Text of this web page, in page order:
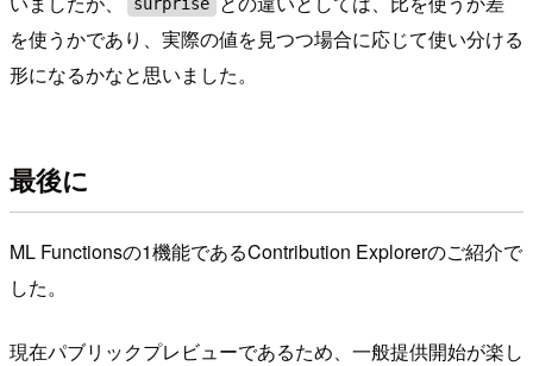
を使うかであり、実際の値を見つつ場合に応じて使い分ける
形になるかなと思いました。
最後に
ML Functionsの1機能であるContribution Explorerのご紹介で
した。
現在パブリックプレビューであるため、一般提供開始が楽し